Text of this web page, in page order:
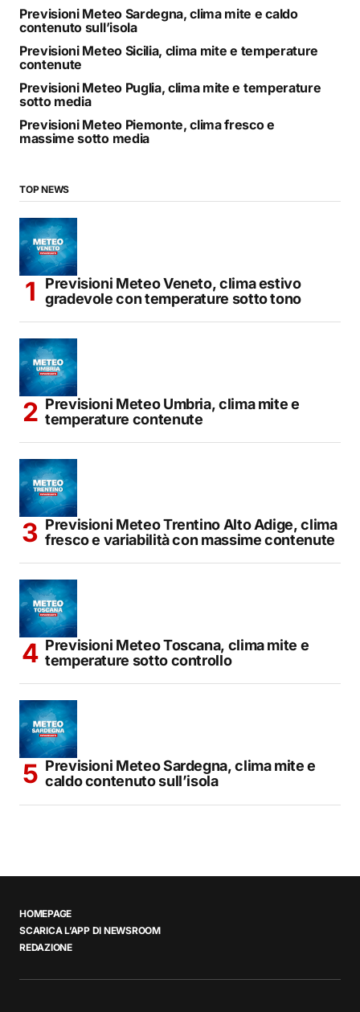
Previsioni Meteo Sardegna, clima mite e caldo
contenuto sull’isola
Previsioni Meteo Sicilia, clima mite e temperature
contenute
Previsioni Meteo Puglia, clima mite e temperature
sotto media
Previsioni Meteo Piemonte, clima fresco e
massime sotto media
TOP NEWS
Previsioni Meteo Veneto, clima estivo
gradevole con temperature sotto tono
Previsioni Meteo Umbria, clima mite e
temperature contenute
Previsioni Meteo Trentino Alto Adige, clima
fresco e variabilità con massime contenute
Previsioni Meteo Toscana, clima mite e
temperature sotto controllo
Previsioni Meteo Sardegna, clima mite e
caldo contenuto sull’isola
HOMEPAGE
SCARICA L’APP DI NEWSROOM
REDAZIONE